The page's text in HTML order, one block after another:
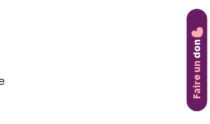
Faire un
don